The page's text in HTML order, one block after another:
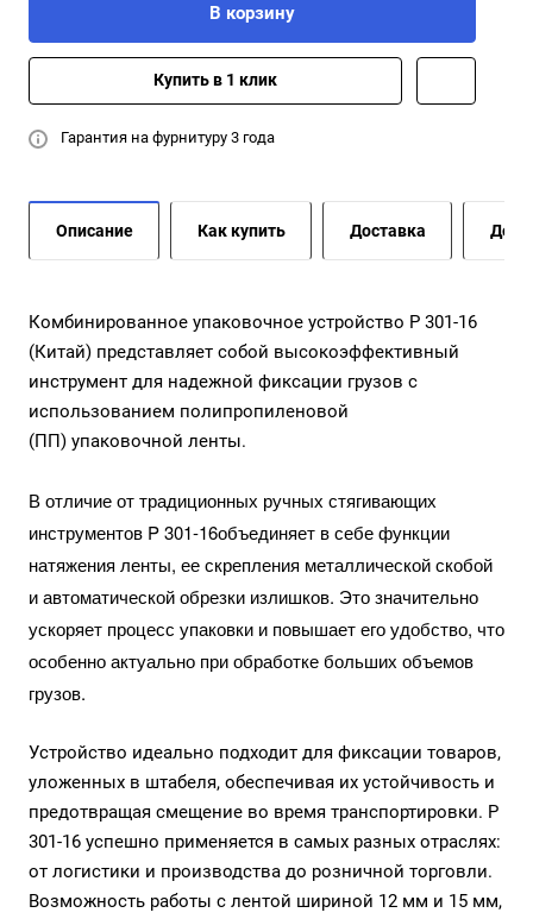
В корзину
Купить в 1 клик
Гарантия на фурнитуру 3 года
Описание Как купить Доставка
Комбинированное упаковочное устройство P 301-16
(Китай) представляет собой высокоэффективный
инструмент для надежной фиксации грузов с
использованием полипропиленовой
(ПП) упаковочной ленты.
В отличие от традиционных ручных стягивающих
инструментов P 301-16объединяет в себе функции
натяжения ленты, ее скрепления металлической скобой
и автоматической обрезки излишков. Это значительно
ускоряет процесс упаковки и повышает его удобство, что
особенно актуально при обработке больших объемов
грузов.
Устройство идеально подходит для фиксации товаров,
уложенных в штабеля, обеспечивая их устойчивость и
предотвращая смещение во время транспортировки. P
301-16 успешно применяется в самых разных отраслях:
от логистики и производства до розничной торговли.
Возможность работы с лентой шириной 12 мм и 15 мм,